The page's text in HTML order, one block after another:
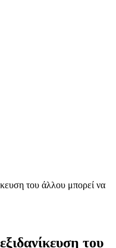
του άλλου μπορεί να
του